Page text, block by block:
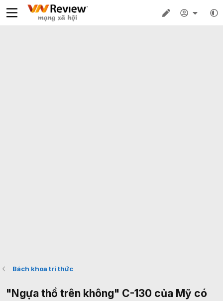
Bách khoa tri thức
"Ngựa thồ trên không" C-130 của Mỹ có